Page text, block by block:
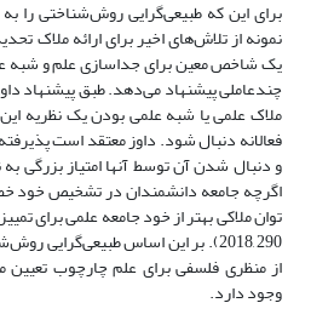
برای این که ‌طبیعی‌گرایی روش‌شناختی را
نمونه از تلاش‌‌های اخیر برای ارائه ملاک
یک شاخص معین برای جداسازی علم و شبه
چندعاملی پیشنهاد می‌دهد. طبق پیشنهاد
ملاک علمی یا شبه علمی بودن یک نظریه
فعالانه دنبال شود. داوز معتقد است
و دنبال شدن آن توسط آنها امتیاز بزرگی
اگرچه جامعه دانشمندان در تشخیص خود
2018, 290). بر این اساس ‌طبیعی‌گرایی
از منظری فلسفی برای علم چارچوب تعیین
وجود دارد.